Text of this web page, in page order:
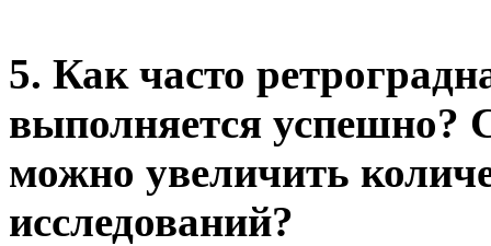
5. Как часто
выполняется
можно увеличить
исследований?